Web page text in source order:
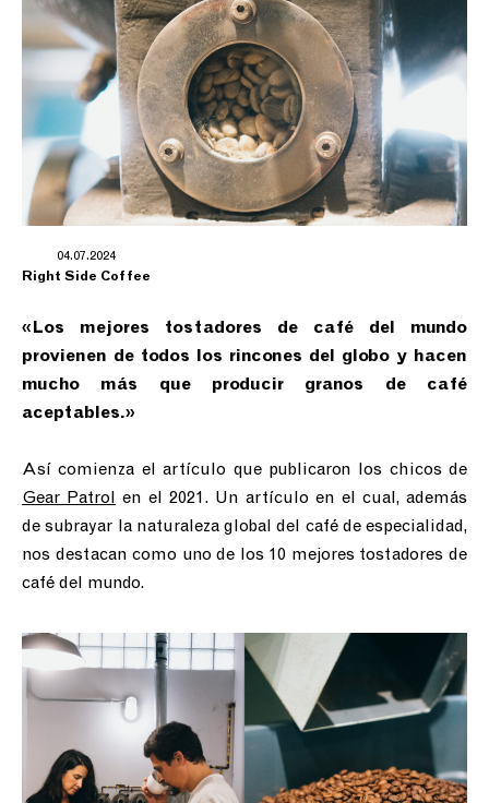
04.07.2024
Right Side Coffee
«Los mejores tostadores de café del mundo
provienen de todos los rincones del globo y hacen
mucho más que producir granos de café
aceptables.»⁣
Así comienza el artículo que publicaron los chicos de
Gear Patrol en el 2021. Un artículo en el cual, además
de subrayar la naturaleza global del café de especialidad,
nos destacan como uno de los 10 mejores tostadores de
café del mundo.⁣